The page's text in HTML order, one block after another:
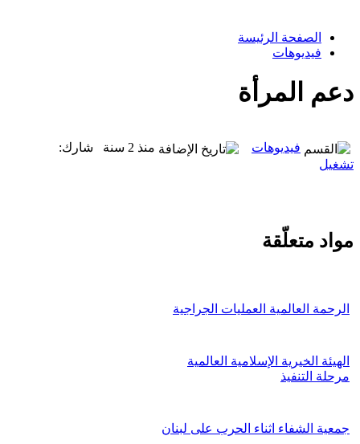
الصفحة الرئيسة
فيديوهات
دعم المرأة
فيديوهات منذ 2 سنة
شارك:
تشغيل
مواد متعلّقة
الرحمة العالمية العمليات الجراجية
الهيئة الخيرية الإسلامية العالمية
مرحلة التنفيذ
جمعية الشفاء اثناء الحرب على لبنان